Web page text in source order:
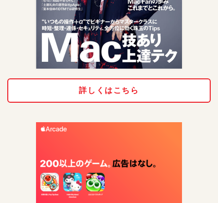
詳しくはこちら